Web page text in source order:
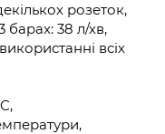
розеток,
барах: 38 л/хв,
всіх